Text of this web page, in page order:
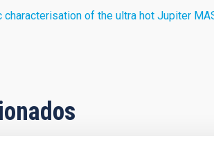
characterisation of the ultra hot Jupiter